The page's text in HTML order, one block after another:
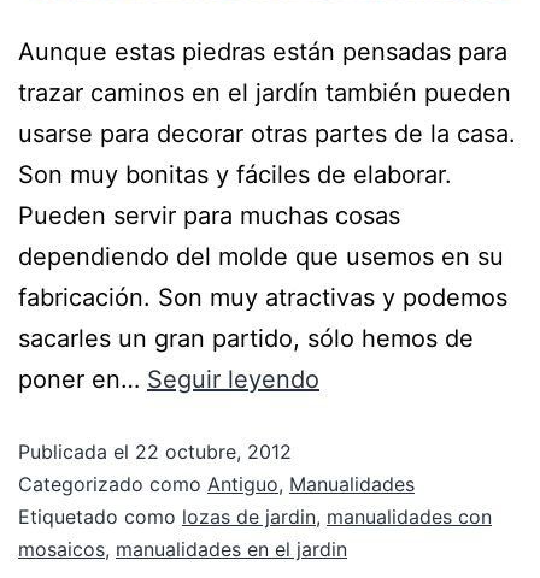
Aunque estas piedras están pensadas para
trazar caminos en el jardín también pueden
usarse para decorar otras partes de la casa.
Son muy bonitas y fáciles de elaborar.
Pueden servir para muchas cosas
dependiendo del molde que usemos en su
fabricación. Son muy atractivas y podemos
sacarles un gran partido, sólo hemos de
poner en… Seguir leyendo
Publicada el 22 octubre, 2012
Categorizado como Antiguo, Manualidades
Etiquetado como lozas de jardin, manualidades con
mosaicos, manualidades en el jardin